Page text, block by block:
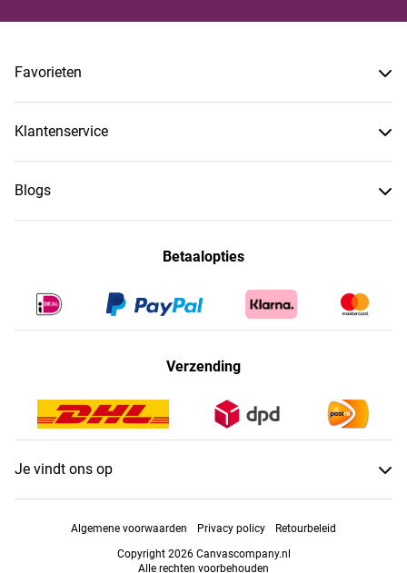
Favorieten
Klantenservice
Blogs
Betaalopties
Verzending
Je vindt ons op
Algemene voorwaarden Privacy policy
Retourbeleid
Copyright 2026 Canvascompany.nl
Alle rechten voorbehouden